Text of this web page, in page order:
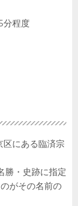
分程度
にある臨済宗
勝・史跡に指定
がその名前の